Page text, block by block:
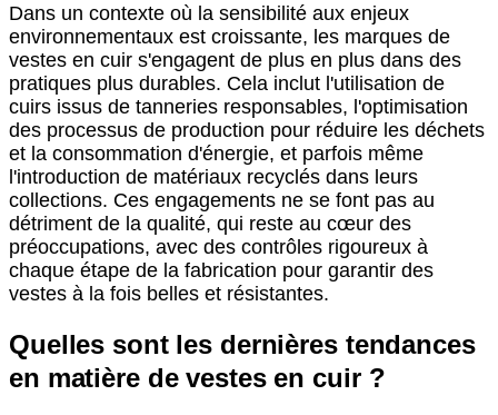
Dans un contexte où la sensibilité aux enjeux
environnementaux est croissante, les marques de
vestes en cuir s'engagent de plus en plus dans des
pratiques plus durables. Cela inclut l'utilisation de
cuirs issus de tanneries responsables, l'optimisation
des processus de production pour réduire les déchets
et la consommation d'énergie, et parfois même
l'introduction de matériaux recyclés dans leurs
collections. Ces engagements ne se font pas au
détriment de la qualité, qui reste au cœur des
préoccupations, avec des contrôles rigoureux à
chaque étape de la fabrication pour garantir des
vestes à la fois belles et résistantes.
Quelles sont les dernières tendances
en matière de vestes en cuir ?